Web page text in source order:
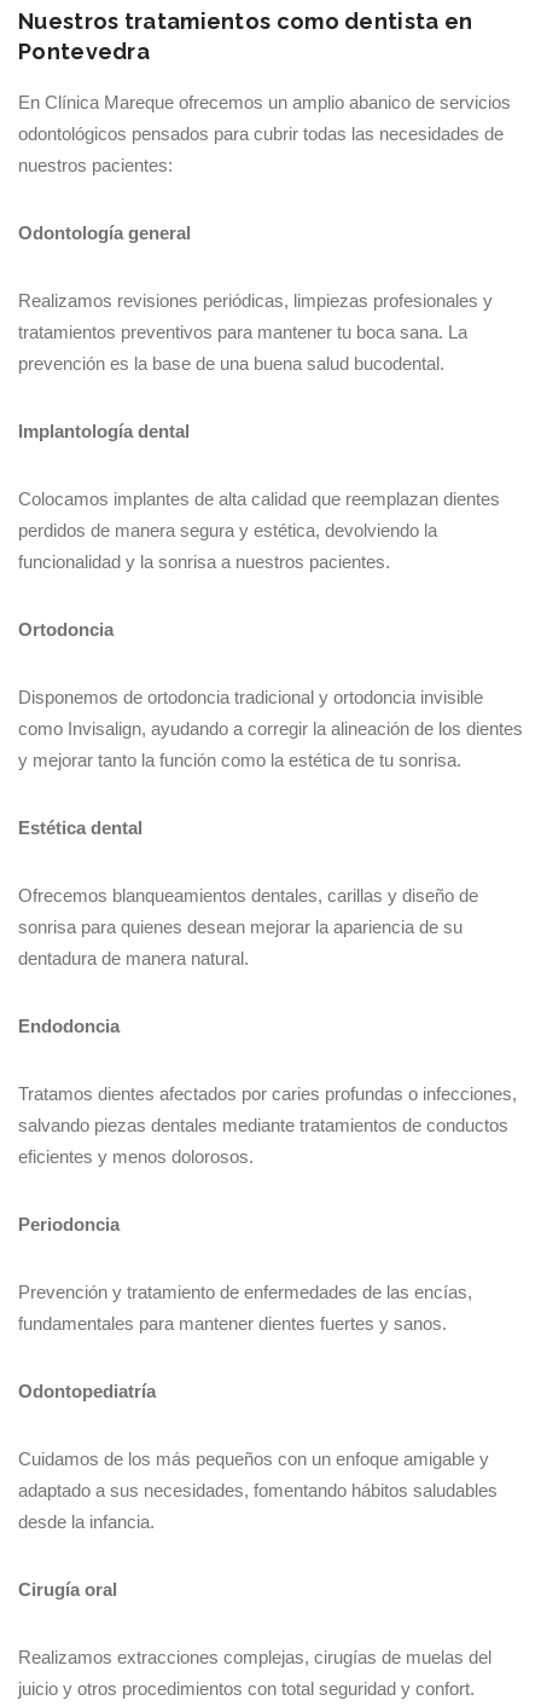
Nuestros tratamientos como dentista en
Pontevedra
En Clínica Mareque ofrecemos un amplio abanico de servicios
odontológicos pensados para cubrir todas las necesidades de
nuestros pacientes:
Odontología general
Realizamos revisiones periódicas, limpiezas profesionales y
tratamientos preventivos para mantener tu boca sana. La
prevención es la base de una buena salud bucodental.
Implantología dental
Colocamos implantes de alta calidad que reemplazan dientes
perdidos de manera segura y estética, devolviendo la
funcionalidad y la sonrisa a nuestros pacientes.
Ortodoncia
Disponemos de ortodoncia tradicional y ortodoncia invisible
como Invisalign, ayudando a corregir la alineación de los dientes
y mejorar tanto la función como la estética de tu sonrisa.
Estética dental
Ofrecemos blanqueamientos dentales, carillas y diseño de
sonrisa para quienes desean mejorar la apariencia de su
dentadura de manera natural.
Endodoncia
Tratamos dientes afectados por caries profundas o infecciones,
salvando piezas dentales mediante tratamientos de conductos
eficientes y menos dolorosos.
Periodoncia
Prevención y tratamiento de enfermedades de las encías,
fundamentales para mantener dientes fuertes y sanos.
Odontopediatría
Cuidamos de los más pequeños con un enfoque amigable y
adaptado a sus necesidades, fomentando hábitos saludables
desde la infancia.
Cirugía oral
Realizamos extracciones complejas, cirugías de muelas del
juicio y otros procedimientos con total seguridad y confort.